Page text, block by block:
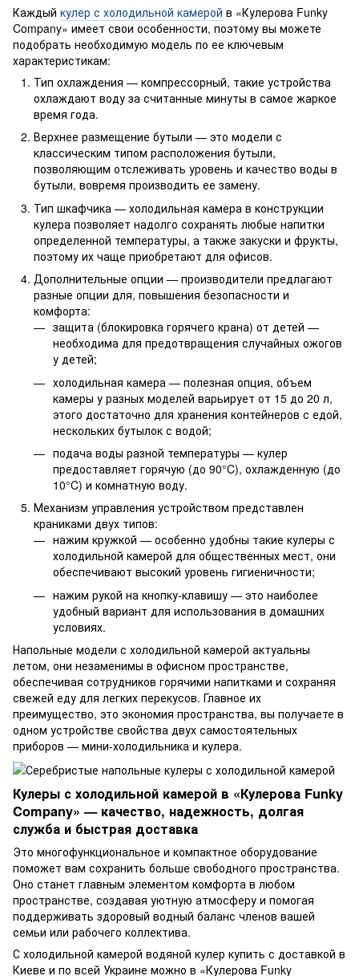
Каждый кулер с холодильной камерой в «Кулерова Funky
Company» имеет свои особенности, поэтому вы можете
подобрать необходимую модель по ее ключевым
характеристикам:
Тип охлаждения — компрессорный, такие устройства
охлаждают воду за считанные минуты в самое жаркое
время года.
Верхнее размещение бутыли — это модели с
классическим типом расположения бутыли,
позволяющим отслеживать уровень и качество воды в
бутыли, вовремя производить ее замену.
Тип шкафчика — холодильная камера в конструкции
кулера позволяет надолго сохранять любые напитки
определенной температуры, а также закуски и фрукты,
поэтому их чаще приобретают для офисов.
Дополнительные опции — производители предлагают
разные опции для, повышения безопасности и
комфорта:
защита (блокировка горячего крана) от детей —
необходима для предотвращения случайных ожогов
у детей;
холодильная камера — полезная опция, объем
камеры у разных моделей варьирует от 15 до 20 л,
этого достаточно для хранения контейнеров с едой,
нескольких бутылок с водой;
подача воды разной температуры — кулер
предоставляет горячую (до 90°C), охлажденную (до
10°C) и комнатную воду.
Механизм управления устройством представлен
краниками двух типов:
нажим кружкой — особенно удобны такие кулеры с
холодильной камерой для общественных мест, они
обеспечивают высокий уровень гигиеничности;
нажим рукой на кнопку-клавишу — это наиболее
удобный вариант для использования в домашних
условиях.
Напольные модели с холодильной камерой актуальны
летом, они незаменимы в офисном пространстве,
обеспечивая сотрудников горячими напитками и сохраняя
свежей еду для легких перекусов. Главное их
преимущество, это экономия пространства, вы получаете в
одном устройстве свойства двух самостоятельных
приборов — мини-холодильника и кулера.
Кулеры с холодильной камерой в «Кулерова Funky
Company» — качество, надежность, долгая
служба и быстрая доставка
Это многофункциональное и компактное оборудование
поможет вам сохранить больше свободного пространства.
Оно станет главным элементом комфорта в любом
пространстве, создавая уютную атмосферу и помогая
поддерживать здоровый водный баланс членов вашей
семьи или рабочего коллектива.
С холодильной камерой водяной кулер купить с доставкой в
Киеве и по всей Украине можно в «Кулерова Funky